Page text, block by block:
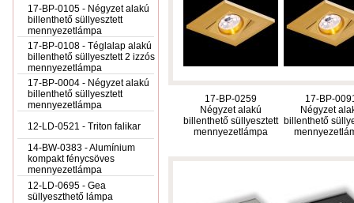
17-BP-0105 - Négyzet alakú
billenthető süllyesztett
mennyezetlámpa
17-BP-0108 - Téglalap alakú
billenthető süllyesztett 2 izzós
mennyezetlámpa
17-BP-0004 - Négyzet alakú
billenthető süllyesztett
mennyezetlámpa
12-LD-0521 - Triton falikar
14-BW-0383 - Alumínium
kompakt fénycsöves
mennyezetlámpa
12-LD-0695 - Gea
süllyeszthető lámpa
17-BP-0259
Négyzet alakú
billenthető süllyesztett
mennyezetlámpa
17-BP-
Négyzet
billenthető